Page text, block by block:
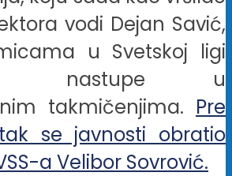
vodi Dejan Savić,
u Svetskoj ligi
nastupe u
takmičenjima. Pre
se javnosti obratio
a Velibor Sovrović.